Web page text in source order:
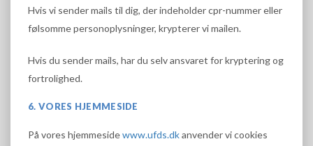
Hvis vi sender mails til dig, der indeholder cpr-nummer eller
følsomme personoplysninger, krypterer vi mailen.
Hvis du sender mails, har du selv ansvaret for kryptering og
fortrolighed.
6. VORES HJEMMESIDE
På vores hjemmesidewww.ufds.dkanvender vi cookies